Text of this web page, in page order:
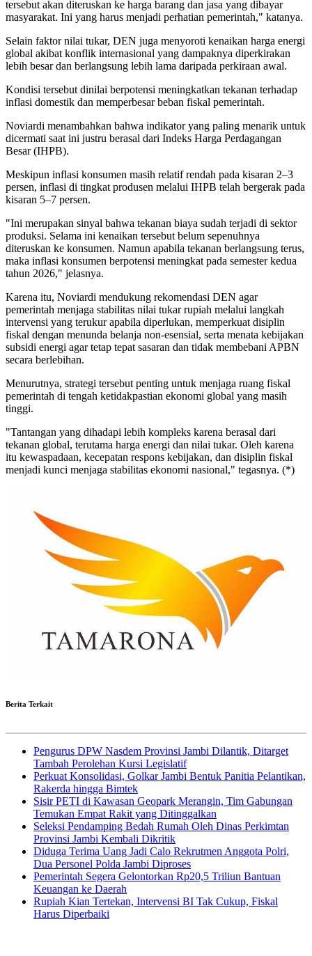
tersebut akan diteruskan ke harga barang dan jasa yang dibayar
masyarakat. Ini yang harus menjadi perhatian pemerintah," katanya.
Selain faktor nilai tukar, DEN juga menyoroti kenaikan harga energi
global akibat konflik internasional yang dampaknya diperkirakan
lebih besar dan berlangsung lebih lama daripada perkiraan awal.
Kondisi tersebut dinilai berpotensi meningkatkan tekanan terhadap
inflasi domestik dan memperbesar beban fiskal pemerintah.
Noviardi menambahkan bahwa indikator yang paling menarik untuk
dicermati saat ini justru berasal dari Indeks Harga Perdagangan
Besar (IHPB).
Meskipun inflasi konsumen masih relatif rendah pada kisaran 2–3
persen, inflasi di tingkat produsen melalui IHPB telah bergerak pada
kisaran 5–7 persen.
"Ini merupakan sinyal bahwa tekanan biaya sudah terjadi di sektor
produksi. Selama ini kenaikan tersebut belum sepenuhnya
diteruskan ke konsumen. Namun apabila tekanan berlangsung terus,
maka inflasi konsumen berpotensi meningkat pada semester kedua
tahun 2026," jelasnya.
Karena itu, Noviardi mendukung rekomendasi DEN agar
pemerintah menjaga stabilitas nilai tukar rupiah melalui langkah
intervensi yang terukur apabila diperlukan, memperkuat disiplin
fiskal dengan menunda belanja non-esensial, serta menata kebijakan
subsidi energi agar tetap tepat sasaran dan tidak membebani APBN
secara berlebihan.
Menurutnya, strategi tersebut penting untuk menjaga ruang fiskal
pemerintah di tengah ketidakpastian ekonomi global yang masih
tinggi.
"Tantangan yang dihadapi lebih kompleks karena berasal dari
tekanan global, terutama harga energi dan nilai tukar. Oleh karena
itu kewaspadaan, kecepatan respons kebijakan, dan disiplin fiskal
menjadi kunci menjaga stabilitas ekonomi nasional," tegasnya. (*)
Berita Terkait
Pengurus DPW Nasdem Provinsi Jambi Dilantik, Ditarget
Tambah Perolehan Kursi Legislatif
Perkuat Konsolidasi, Golkar Jambi Bentuk Panitia Pelantikan,
Rakerda hingga Bimtek
Sisir PETI di Kawasan Geopark Merangin, Tim Gabungan
Temukan Empat Rakit yang Ditinggalkan
Seleksi Pendamping Bedah Rumah Oleh Dinas Perkimtan
Provinsi Jambi Kembali Dikritik
Diduga Terima Uang Jadi Calo Rekrutmen Anggota Polri,
Dua Personel Polda Jambi Diproses
Pemerintah Segera Gelontorkan Rp20,5 Triliun Bantuan
Keuangan ke Daerah
Rupiah Kian Tertekan, Intervensi BI Tak Cukup, Fiskal
Harus Diperbaiki